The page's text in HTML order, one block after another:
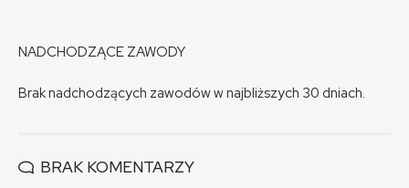
NADCHODZĄCE ZAWODY
Brak nadchodzących zawodów w najbliższych 30 dniach.
BRAK KOMENTARZY